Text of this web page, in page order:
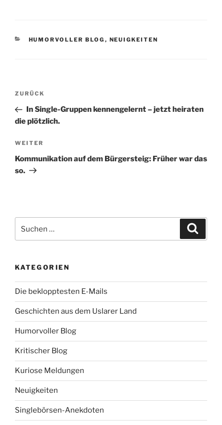
o
r
KATEGORIEN
HUMORVOLLER BLOG , NEUIGKEITEN
Beitragsnavigation
Vorheriger
Beitrag
ZURÜCK
In Single-Gruppen kennengelernt – jetzt heiraten
die plötzlich.
Nächster
Beitrag
WEITER
Kommunikation auf dem Bürgersteig: Früher war das
so.
nach:
KATEGORIEN
Die beklopptesten E-Mails
Geschichten aus dem Uslarer Land
Humorvoller Blog
Kritischer Blog
Kuriose Meldungen
Neuigkeiten
Singlebörsen-Anekdoten